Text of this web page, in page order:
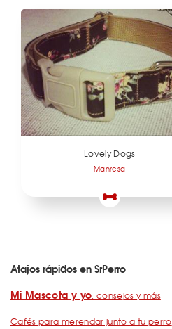
Lovely Dogs
Manresa
Atajos rápidos en SrPerro
Mi Mascota y yo: consejos y más
Cafés para merendar junto a tu perro